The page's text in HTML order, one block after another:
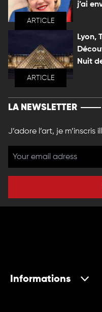
ARTICLE
j’ai
ARTICLE
Lyon,
Nuit
LA NEWSLETTER
J’adore l’art, je
Informations